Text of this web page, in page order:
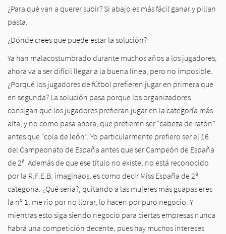
¿Para qué van a querer subir? Si abajo es más fácil ganar y pillan
pasta.
¿Dónde crees que puede estar la solución?
Ya han malacostumbrado durante muchos años a los jugadores,
ahora va a ser difícil llegar a la buena línea, pero no imposible.
¿Porqué los jugadores de fútbol prefieren jugar en primera que
en segunda? La solución pasa porque los organizadores
consigan que los jugadores prefieran jugar en la categoría más
alta, y no como pasa ahora, que prefieren ser “cabeza de ratón”
antes que “cola de león”. Yo particularmente prefiero ser el 16
del Campeonato de España antes que ser Campeón de España
de 2ª. Además de que ese título no existe, no está reconocido
por la R.F.E.B. imaginaos, es como decir Miss España de 2ª
categoría. ¿Qué sería?, quitando a las mujeres más guapas eres
la nº 1, me río por no llorar, lo hacen por puro negocio. Y
mientras esto siga siendo negocio para ciertas empresas nunca
habrá una competición decente, pues hay muchos intereses